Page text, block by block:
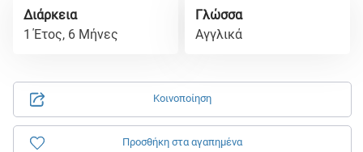
Κοινοποίηση
Προσθήκη στα αγαπημένα
Διάρκεια
1 Έτος, 6 Μήνες
Γλώσσα
Αγγλικά